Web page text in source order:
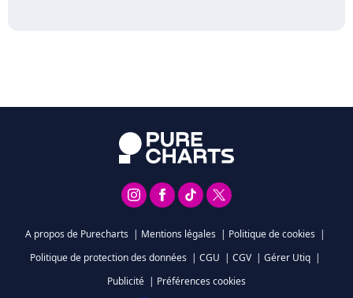
A propos de Purecharts | Mentions légales | Politique de cookies |
Politique de protection des données | CGU | CGV | Gérer Utiq |
Publicité | Préférences cookies